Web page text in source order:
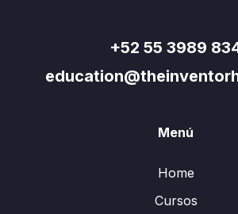
+52 55 3989
Menú
Home
Cursos